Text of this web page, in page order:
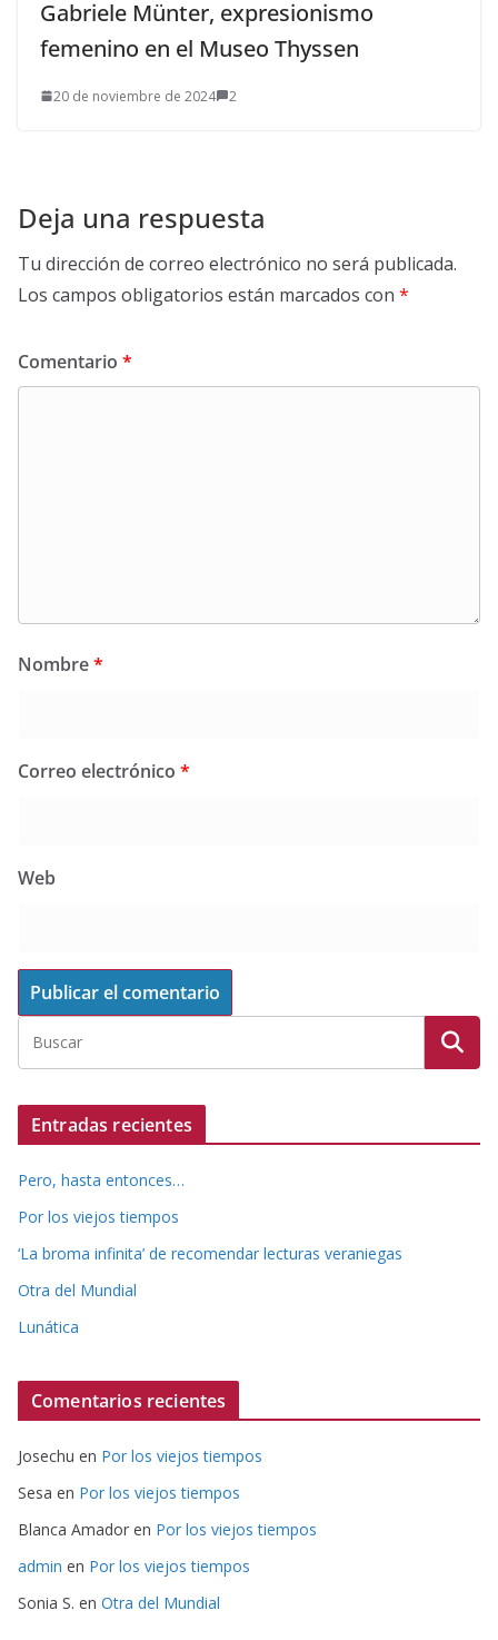
Gabriele Münter, expresionismo
femenino en el Museo Thyssen
20 de noviembre de 2024 2
Deja una respuesta
Tu dirección de correo electrónico no será publicada.
Los campos obligatorios están marcados con *
Comentario *
Nombre*
Correo electrónico *
Web
Entradas recientes
Pero, hasta entonces…
Por los viejos tiempos
‘La broma infinita’ de recomendar lecturas veraniegas
Otra del Mundial
Lunática
Comentarios recientes
Josechu en Por los viejos tiempos
Sesa en Por los viejos tiempos
Blanca Amador en Por los viejos tiempos
admin en Por los viejos tiempos
Sonia S. en Otra del Mundial